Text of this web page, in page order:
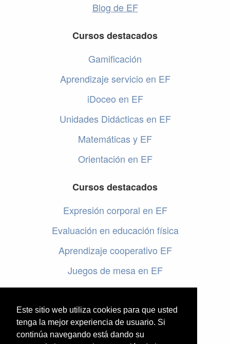
Este sitio web utiliza cookies para que usted
tenga la mejor experiencia de usuario. Si
continúa navegando está dando su
Blog de EF
Cursos destacados
Gamificación
Aprendizaje servicio en EF
iDoceo en EF
Unidades Didácticas en EF
Matemáticas y EF
Orientación en EF
Cursos destacados
Expresión corporal en EF
Evaluación en educación física
Aprendizaje cooperativo EF
Juegos de mesa en EF
Programar en EF
Cursos online de educación física
Artículos destacados